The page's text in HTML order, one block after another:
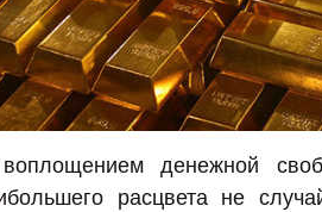
воплощением денежной
расцвета не